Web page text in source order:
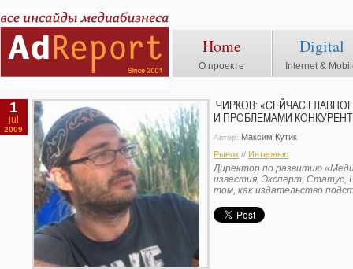
Home
О проекте
Digital
Internet &
1
jul
2009
ЧИРКОВ: «СЕЙЧАС
И ПРОБЛЕМАМИ
Автор: Максим Кутик
Рынок // Интервью
Директор по развитию
известия, Эксперт, Статус,
том, как издательство